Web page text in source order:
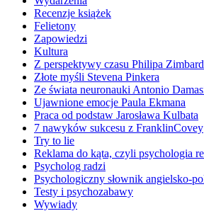
Recenzje książek
Felietony
Zapowiedzi
Kultura
Z perspektywy czasu Philipa
Złote myśli Stevena Pinkera
Ze świata neuronauki Antonio
Ujawnione emocje Paula Ekmana
Praca od podstaw Jarosława Kulbata
7 nawyków sukcesu z FranklinCovey
Try to lie
Reklama do kąta, czyli psychologia
Psycholog radzi
Psychologiczny słownik angielsko-
Testy i psychozabawy
Wywiady